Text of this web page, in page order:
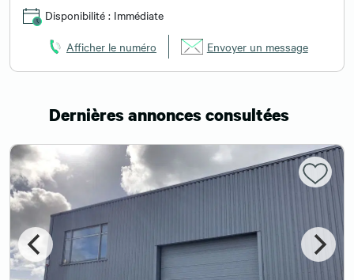
Disponibilité : Immédiate
Afficher le numéro Envoyer un message
Dernières annonces consultées